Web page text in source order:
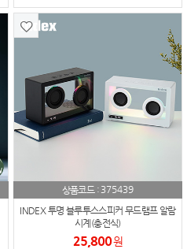
상품코드 : 375439
INDEX 투명 블루투스스피커 무드램프 알람
시계(충전식)
25,800원